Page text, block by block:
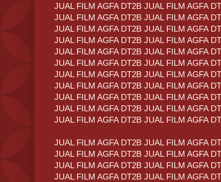
JUAL FILM AGFA DT2B JUAL FILM AGFA
JUAL FILM AGFA DT2B JUAL FILM AGFA
JUAL FILM AGFA DT2B JUAL FILM AGFA
JUAL FILM AGFA DT2B JUAL FILM AGFA
JUAL FILM AGFA DT2B JUAL FILM AGFA
JUAL FILM AGFA DT2B JUAL FILM AGFA
JUAL FILM AGFA DT2B JUAL FILM AGFA
JUAL FILM AGFA DT2B JUAL FILM AGFA
JUAL FILM AGFA DT2B JUAL FILM AGFA
JUAL FILM AGFA DT2B JUAL FILM AGFA
JUAL FILM AGFA DT2B JUAL FILM AGFA
JUAL FILM AGFA DT2B JUAL FILM AGFA
JUAL FILM AGFA DT2B JUAL FILM AGFA
JUAL FILM AGFA DT2B JUAL FILM AGFA
JUAL FILM AGFA DT2B JUAL FILM AGFA